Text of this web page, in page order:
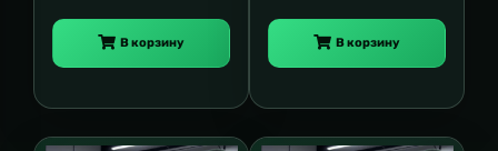
В корзину В корзину